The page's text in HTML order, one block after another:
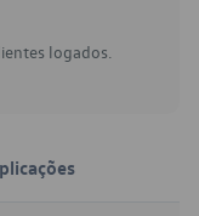
logados.